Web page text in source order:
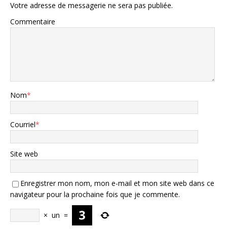
Votre adresse de messagerie ne sera pas publiée.
Commentaire
Nom*
Courriel*
Site web
Enregistrer mon nom, mon e-mail et mon site web dans ce
navigateur pour la prochaine fois que je commente.
× un =